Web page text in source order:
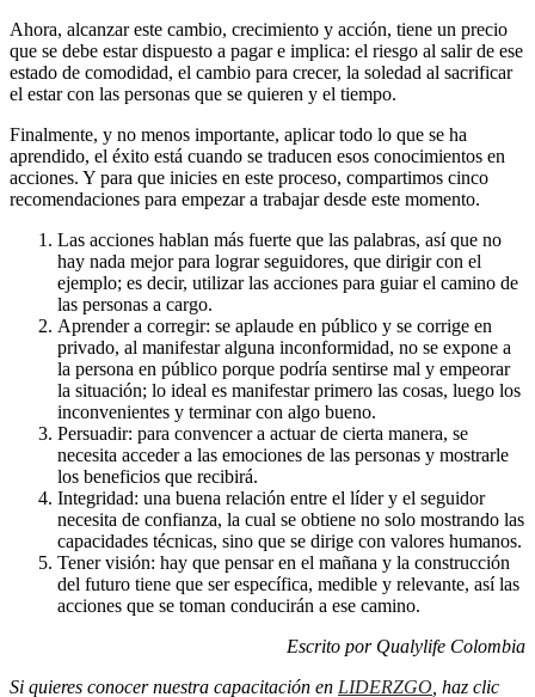
Ahora, alcanzar este cambio, crecimiento y acción, tiene un precio
que se debe estar dispuesto a pagar e implica: el riesgo al salir de ese
estado de comodidad, el cambio para crecer, la soledad al sacrificar
el estar con las personas que se quieren y el tiempo.
Finalmente, y no menos importante, aplicar todo lo que se ha
aprendido, el éxito está cuando se traducen esos conocimientos en
acciones. Y para que inicies en este proceso, compartimos cinco
recomendaciones para empezar a trabajar desde este momento.
Las acciones hablan más fuerte que las palabras, así que no
hay nada mejor para lograr seguidores, que dirigir con el
ejemplo; es decir, utilizar las acciones para guiar el camino de
las personas a cargo.
Aprender a corregir: se aplaude en público y se corrige en
privado, al manifestar alguna inconformidad, no se expone a
la persona en público porque podría sentirse mal y empeorar
la situación; lo ideal es manifestar primero las cosas, luego los
inconvenientes y terminar con algo bueno.
Persuadir: para convencer a actuar de cierta manera, se
necesita acceder a las emociones de las personas y mostrarle
los beneficios que recibirá.
Integridad: una buena relación entre el líder y el seguidor
necesita de confianza, la cual se obtiene no solo mostrando las
capacidades técnicas, sino que se dirige con valores humanos.
Tener visión: hay que pensar en el mañana y la construcción
del futuro tiene que ser específica, medible y relevante, así las
acciones que se toman conducirán a ese camino.
Escrito por Qualylife Colombia
Si quieres conocer nuestra capacitación en LIDERZGO , haz clic